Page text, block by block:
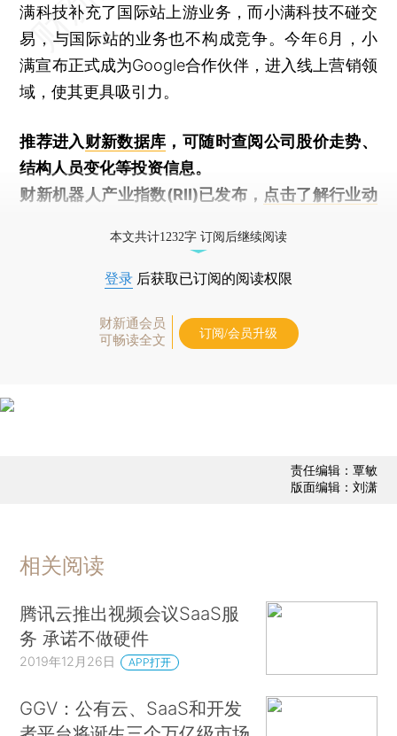
满科技补充了国际站上游业务，而小满科技不碰交
易，与国际站的业务也不构成竞争。今年6月，小
满宣布正式成为Google合作伙伴，进入线上营销领
域，使其更具吸引力。
推荐进入财新数据库 ，可随时查阅公司股价走势、
结构人员变化等投资信息。
财新机器人产业指数(RII)已发布， 点击了解行业动
本文共计1232字 订阅后继续阅读
登录 后获取已订阅的阅读权限
财新通会员
可畅读全文
订阅/会员升级
责任编辑：覃敏
版面编辑：刘潇
相关阅读
腾讯云推出视频会议SaaS服
务 承诺不做硬件
2019年12月26日 APP打开
GGV：公有云、SaaS和开发